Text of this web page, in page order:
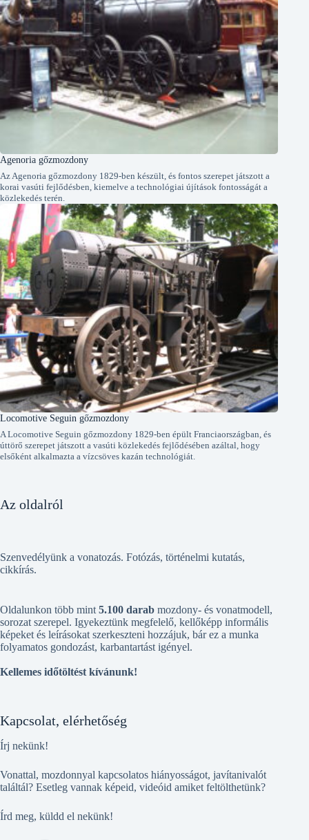
Agenoria gőzmozdony
Az Agenoria gőzmozdony 1829-ben készült, és fontos szerepet játszott a
korai vasúti fejlődésben, kiemelve a technológiai újítások fontosságát a
közlekedés terén.
Locomotive Seguin gőzmozdony
A Locomotive Seguin gőzmozdony 1829-ben épült Franciaországban, és
úttörő szerepet játszott a vasúti közlekedés fejlődésében azáltal, hogy
elsőként alkalmazta a vízcsöves kazán technológiát.
Az oldalról
Szenvedélyünk a vonatozás. Fotózás, történelmi kutatás,
cikkírás.
Oldalunkon több mint 5.100 darab mozdony- és vonatmodell,
sorozat szerepel. Igyekeztünk megfelelő, kellőképp informális
képeket és leírásokat szerkeszteni hozzájuk, bár ez a munka
folyamatos gondozást, karbantartást igényel.
Kellemes időtöltést kívánunk!
Kapcsolat, elérhetőség
Írj nekünk!
Vonattal, mozdonnyal kapcsolatos hiányosságot, javítanivalót
találtál? Esetleg vannak képeid, videóid amiket feltölthetünk?
Írd meg, küldd el nekünk!